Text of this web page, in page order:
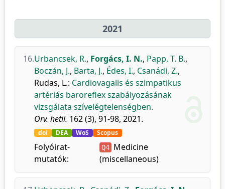
2021
16.Urbancsek, R., Forgács, I. N., Papp, T. B.,
Boczán, J., Barta, J., Édes, I., Csanádi, Z.,
Rudas, L.: Cardiovagalis és szimpatikus
artériás baroreflex szabályozásának
vizsgálata szívelégtelenségben.
Orv. hetil. 162 (3), 91-98, 2021.
doi DEA WoS Scopus
Folyóirat-
mutatók:
Q4 Medicine
(miscellaneous)